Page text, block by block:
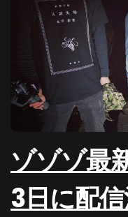
ゾゾゾ最
3日に配